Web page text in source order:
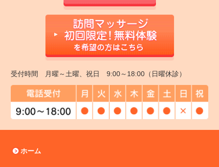
受付時間 月曜～土曜、祝日 9:00～18:00（日曜休診）
ホーム